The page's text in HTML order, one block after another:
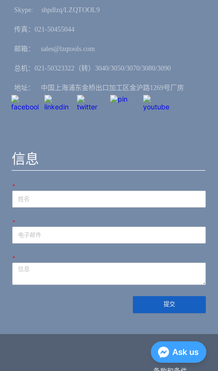
Skype: ㅤshpdlzq/LZQTOOL9
传真：021-50455044
邮箱：ㅤsales@lzqtools.com
总机：021-50323322（转）3040/3050/3070/3080/3090
地址：ㅤ中国上海浦东金桥出口加工区金沪路1269号厂房
信息
*
*
*
提交
隐私政策
Ask us